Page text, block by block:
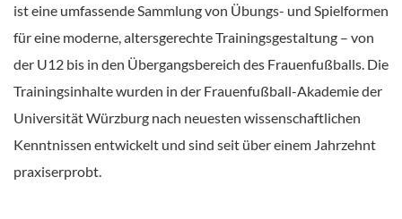
ist eine umfassende Sammlung von Übungs- und Spielformen
für eine moderne, altersgerechte Trainingsgestaltung – von
der U12 bis in den Übergangsbereich des Frauenfußballs. Die
Trainingsinhalte wurden in der Frauenfußball-Akademie der
Universität Würzburg nach neuesten wissenschaftlichen
Kenntnissen entwickelt und sind seit über einem Jahrzehnt
praxiserprobt.